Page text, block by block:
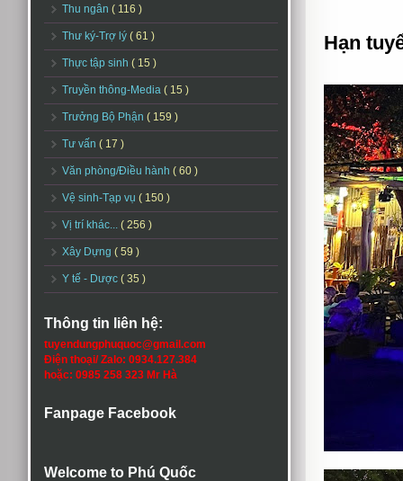
Thu ngân ( 116 )
Thư ký-Trợ lý ( 61 )
Thực tập sinh ( 15 )
Truyền thông-Media ( 15 )
Trưởng Bộ Phận ( 159 )
Tư vấn ( 17 )
Văn phòng/Điều hành ( 60 )
Vệ sinh-Tạp vụ ( 150 )
Vị trí khác... ( 256 )
Xây Dựng ( 59 )
Y tế - Dược ( 35 )
Thông tin liên hệ:
tuyendungphuquoc@gmail.com
Điện thoại/ Zalo: 0934.127.384
hoặc: 0985 258 323 Mr Hà
Fanpage Facebook
Welcome to Phú Quốc
Hạn